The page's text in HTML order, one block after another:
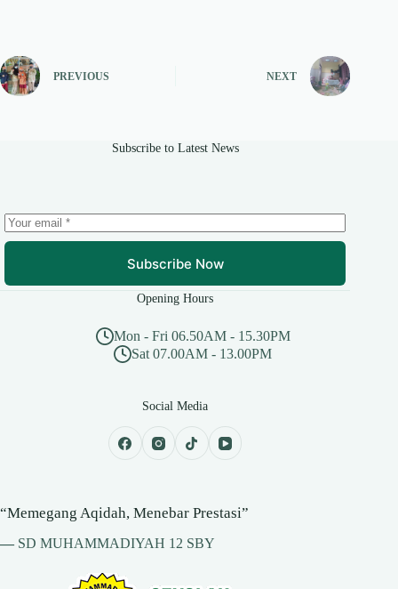
PREVIOUS NEXT
Subscribe to Latest News
Subscribe Now
Opening Hours
Mon - Fri 06.50AM - 15.30PM
Sat 07.00AM - 13.00PM
Social Media
“Memegang Aqidah, Menebar Prestasi”
— SD MUHAMMADIYAH 12 SBY